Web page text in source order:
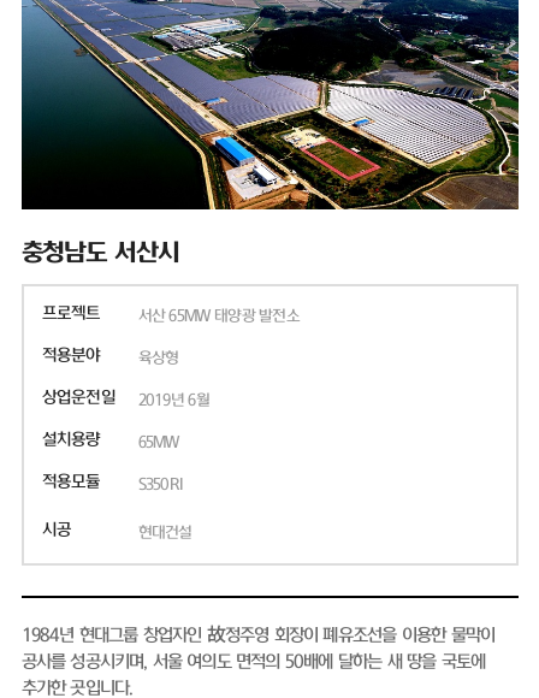
충청남도 서산시
프로젝트 서산 65MW 태양광 발전소
적용분야 육상형
상업운전일 2019년 6월
설치용량 65MW
적용모듈 S350RI
시공 현대건설
1984년 현대그룹 창업자인 故정주영 회장이 폐유조선을 이용한 물막이
공사를 성공시키며, 서울 여의도 면적의 50배에 달하는 새 땅을 국토에
추가한 곳입니다.